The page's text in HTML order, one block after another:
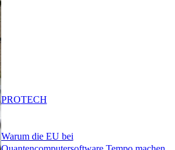
Warum die EU bei
PROTECH